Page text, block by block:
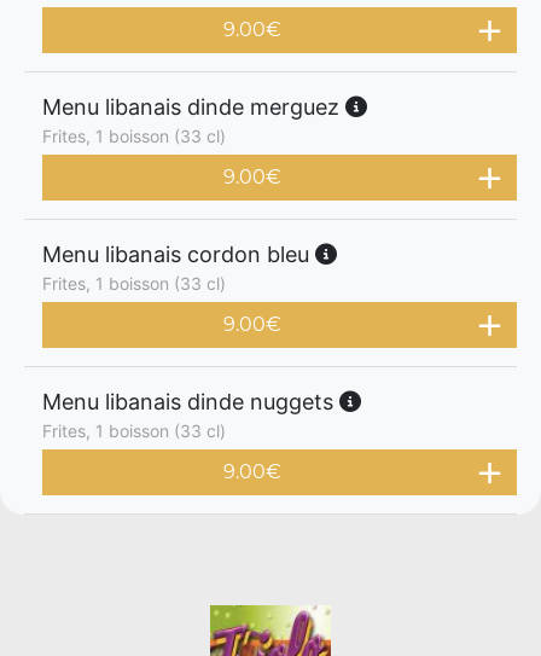
9.00€
Menu libanais dinde merguez
Frites, 1 boisson (33 cl)
9.00€
Menu libanais cordon bleu
Frites, 1 boisson (33 cl)
9.00€
Menu libanais dinde nuggets
Frites, 1 boisson (33 cl)
9.00€